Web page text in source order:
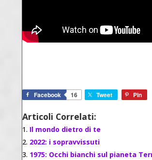
Facebook 16 Tweet Pin
Articoli Correlati:
Il mondo dietro di te
2022: i sopravvissuti
1975: Occhi bianchi sul pianeta